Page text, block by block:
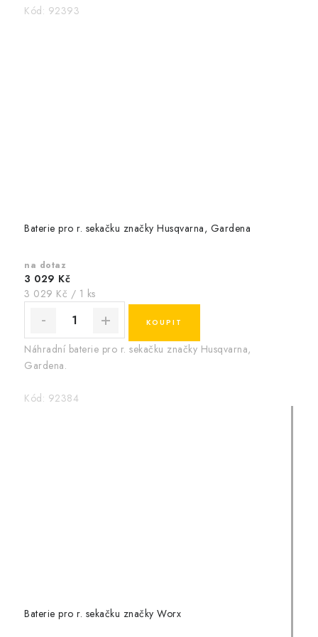
Kód: 92393
Baterie pro r. sekačku značky Husqvarna, Gardena
na dotaz
3 029 Kč
Měrná
3 029 Kč / 1 ks
Náhradní baterie pro r. sekačku značky Husqvarna,
Gardena.
Kód: 92384
Baterie pro r. sekačku značky Worx